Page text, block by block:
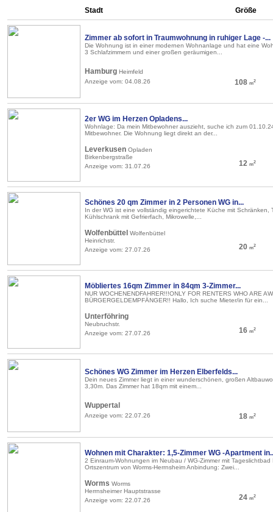
Stadt Größe
Zimmer ab sofort in Traumwohnung in ruhiger Lage -...
Die Wohnung ist in einer modernen Wohnanlage und hat eine
3 Schlafzimmern und einer großen geräumigen...
Hamburg Heimfeld
Anzeige vom: 04.08.26
108 m2
2er WG im Herzen Opladens...
Wohnlage: Da mein Mitbewohner auszieht, suche ich zum
Mitbewohner. Die Wohnung liegt direkt an der...
Leverkusen Opladen
Birkenbergstraße
Anzeige vom: 31.07.26
12 m2
Schönes 20 qm Zimmer in 2 Personen WG in...
In der WG ist eine vollständig eingerichtete Küche mit Schränken,
Kühlschrank mit Gefrierfach, Mikrowelle,...
Wolfenbüttel Wolfenbüttel
Heinrichstr.
Anzeige vom: 27.07.26
20 m2
Möbliertes 16qm Zimmer in 84qm 3-Zimmer...
NUR WOCHENENDFAHRER!!!ONLY FOR RENTERS WHO ARE
BÜRGERGELDEMPFÄNGER!! Hallo, Ich suche Mieter/in für ein...
Unterföhring
Neubruchstr.
Anzeige vom: 27.07.26
16 m2
Schönes WG Zimmer im Herzen Elberfelds...
Dein neues Zimmer liegt in einer wunderschönen, großen
3,30m. Das Zimmer hat 18qm mit einem...
Wuppertal
Anzeige vom: 22.07.26 18 m2
Wohnen mit Charakter: 1,5-Zimmer WG -Apartment
2 Einraum-Wohnungen im Neubau / WG-Zimmer mit
Ortszentrum von Worms-Herrnsheim Anbindung: Zwei...
Worms Worms
Herrnsheimer Hauptstrasse
Anzeige vom: 22.07.26
24 m2